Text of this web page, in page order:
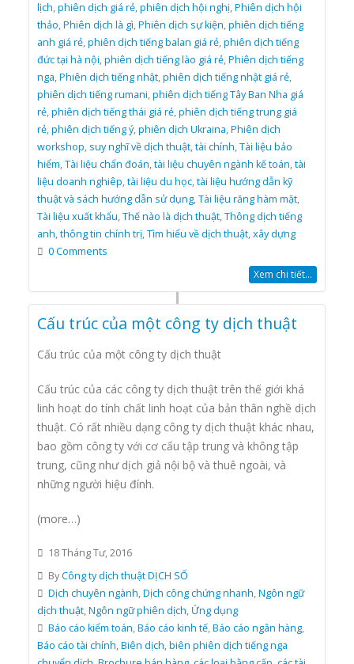
lịch,phiên dịch giá rẻ,phiên dịch hội nghị,Phiên dịch hội
thảo,Phiên dịch là gì,Phiên dịch sự kiện,phiên dịch tiếng
anh giá rẻ,phiên dịch tiếng balan giá rẻ,phiên dịch tiếng
đức tại hà nội,phiên dịch tiếng lào giá rẻ,Phiên dịch tiếng
nga,Phiên dịch tiếng nhật,phiên dịch tiếng nhật giá rẻ,
phiên dịch tiếng rumani,phiên dịch tiếng Tây Ban Nha giá
rẻ,phiên dịch tiếng thái giá rẻ,phiên dịch tiếng trung giá
rẻ,phiên dịch tiếng ý,phiên dịch Ukraina,Phiên dịch
workshop, suy nghĩ về dịch thuật,tài chính,Tài liệu bảo
hiểm,Tài liệu chẩn đoán,tài liệu chuyên ngành kế toán,tài
liệu doanh nghiêp,tài liệu du học,tài liệu hướng dẫn kỹ
thuật và sách hướng dẫn sử dụng,Tài liệu răng hàm mặt,
Tài liệu xuất khẩu,Thế nào là dịch thuật,Thông dịch tiếng
anh,thông tin chính trị,Tìm hiểu về dịch thuật,xây dựng
0 Comments
Xem chi tiết...
Cấu trúc của một công ty dịch thuật
Cấu trúc của một công ty dịch thuật
Cấu trúc của các công ty dịch thuật trên thế giới khá
linh hoạt do tính chất linh hoạt của bản thân nghề dịch
thuật. Có rất nhiều dạng công ty dịch thuật khác nhau,
bao gồm công ty với cơ cấu tập trung và không tập
trung, cũng như dịch giả nội bộ và thuê ngoài, và
những người hiệu đính.
(more…)
18 Tháng Tư, 2016
ByCông ty dịch thuật DỊCH SỐ
Dịch chuyên ngành,Dịch công chứng nhanh,Ngôn ngữ
dịch thuật,Ngôn ngữ phiên dịch, Ứng dụng
Báo cáo kiểm toán,Báo cáo kinh tế,Báo cáo ngân hàng,
Báo cáo tài chính,Biên dịch,biên phiên dịch tiếng nga